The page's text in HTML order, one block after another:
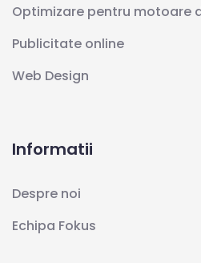
Optimizare pentru motoare
Publicitate online
Web Design
Informatii
Despre noi
Echipa Fokus